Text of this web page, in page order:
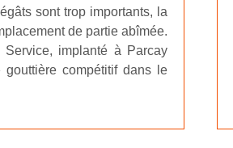
sont trop importants, la
de partie abîmée.
Service, implanté à Parcay
compétitif dans le